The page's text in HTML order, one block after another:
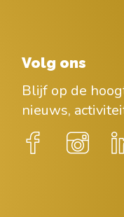
Volg ons
Blijf op de
nieuws,